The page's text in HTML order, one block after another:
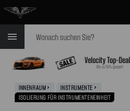
menu
INNENRAUM navigate_next INSTRUMENTE navigate_next
ISOLIERUNG FÜR INSTRUMENTENEINHEIT